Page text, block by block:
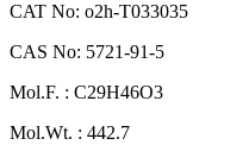
CAT No: o2h-T033035
CAS No: 5721-91-5
Mol.F. : C29H46O3
Mol.Wt. : 442.7